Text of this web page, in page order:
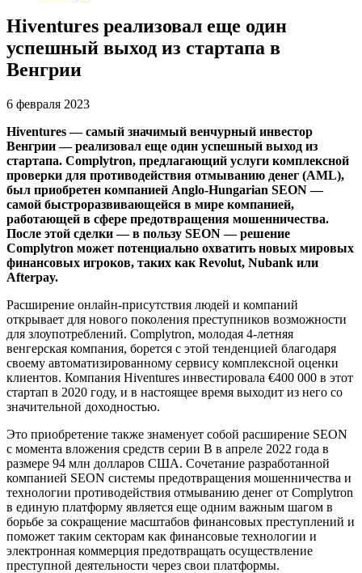
Hiventures реализовал еще один
успешный выход из стартапа в
Венгрии
6 февраля 2023
Hiventures — самый значимый венчурный инвестор
Венгрии — реализовал еще один успешный выход из
стартапа. Complytron, предлагающий услуги комплексной
проверки для противодействия отмыванию денег (AML),
был приобретен компанией Anglo-Hungarian SEON —
самой быстроразвивающейся в мире компанией,
работающей в сфере предотвращения мошенничества.
После этой сделки — в пользу SEON — решение
Complytron может потенциально охватить новых мировых
финансовых игроков, таких как Revolut, Nubank или
Afterpay.
Расширение онлайн-присутствия людей и компаний
открывает для нового поколения преступников возможности
для злоупотреблений. Complytron, молодая 4-летняя
венгерская компания, борется с этой тенденцией благодаря
своему автоматизированному сервису комплексной оценки
клиентов. Компания Hiventures инвестировала €400 000 в этот
стартап в 2020 году, и в настоящее время выходит из него со
значительной доходностью.
Это приобретение также знаменует собой расширение SEON
с момента вложения средств серии B в апреле 2022 года в
размере 94 млн долларов США. Сочетание разработанной
компанией SEON системы предотвращения мошенничества и
технологии противодействия отмыванию денег от Complytron
в единую платформу является еще одним важным шагом в
борьбе за сокращение масштабов финансовых преступлений и
поможет таким секторам как финансовые технологии и
электронная коммерция предотвращать осуществление
преступной деятельности через свои платформы.